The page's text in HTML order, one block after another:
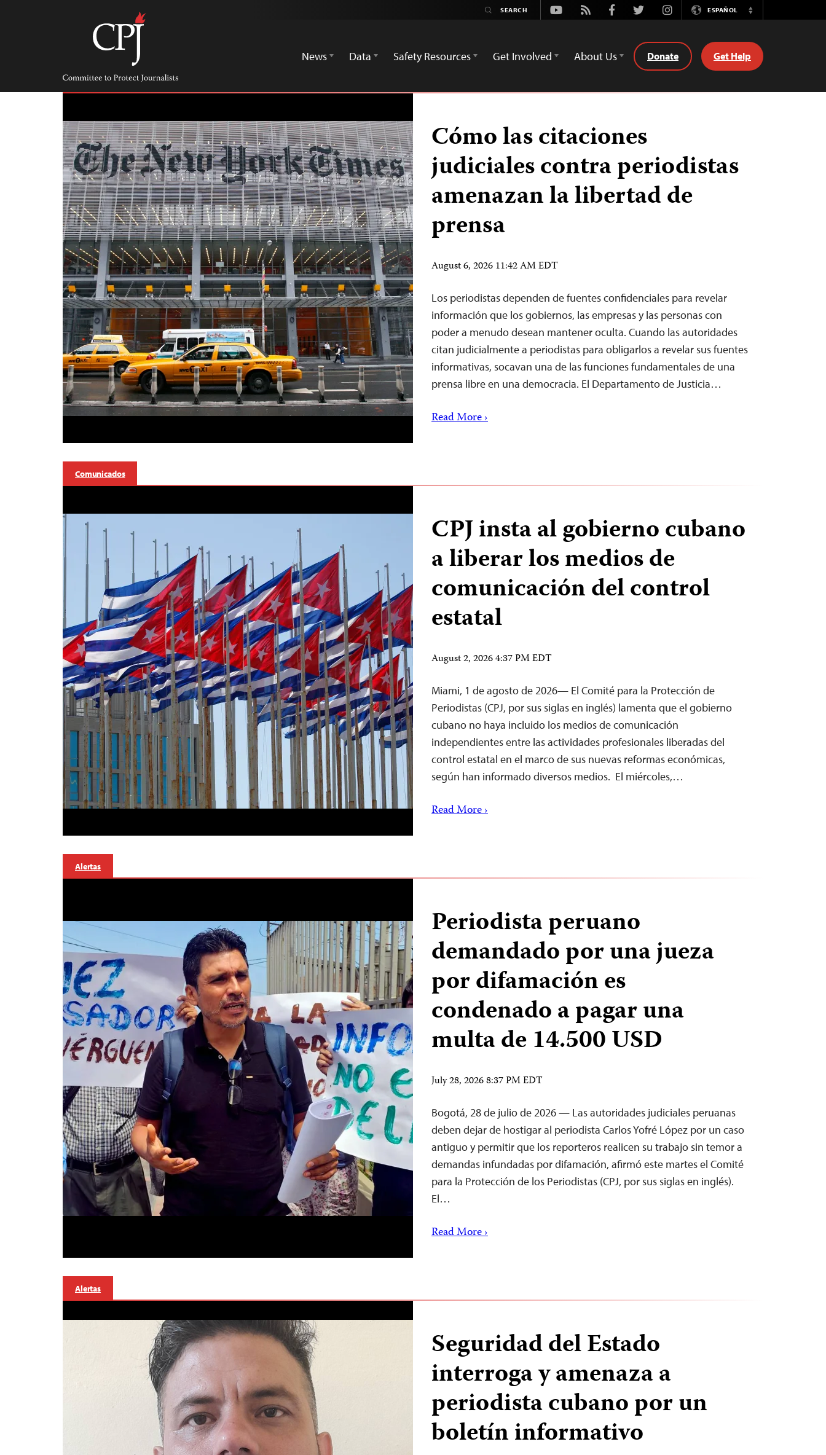
Committee
Protect
Journalists
Youtube
Rss FacebookTwitterInstagramESPAÑOL
Switch
News
Data Safety Resources Get Involved About Us Donate Get Help
Cómo las citaciones
judiciales contra periodistas
amenazan la libertad de
prensa
August 6, 2026 11:42 AM EDT
Los periodistas dependen de fuentes confidenciales para revelar
información que los gobiernos, las empresas y las personas con
poder a menudo desean mantener oculta. Cuando las autoridades
citan judicialmente a periodistas para obligarlos a revelar sus fuentes
informativas, socavan una de las funciones fundamentales de una
prensa libre en una democracia. El Departamento de Justicia…
Read More ›
Comunicados
CPJ insta al gobierno cubano
a liberar los medios de
comunicación del control
estatal
August 2, 2026 4:37 PM EDT
Miami, 1 de agosto de 2026— El Comité para la Protección de
Periodistas (CPJ, por sus siglas en inglés) lamenta que el gobierno
cubano no haya incluido los medios de comunicación
independientes entre las actividades profesionales liberadas del
control estatal en el marco de sus nuevas reformas económicas,
según han informado diversos medios. El miércoles,…
Read More ›
Alertas
Periodista peruano
demandado por una jueza
por difamación es
condenado a pagar una
multa de 14.500 USD
July 28, 2026 8:37 PM EDT
Bogotá, 28 de julio de 2026 — Las autoridades judiciales peruanas
deben dejar de hostigar al periodista Carlos Yofré López por un caso
antiguo y permitir que los reporteros realicen su trabajo sin temor a
demandas infundadas por difamación, afirmó este martes el Comité
para la Protección de los Periodistas (CPJ, por sus siglas en inglés).
El…
Read More ›
Alertas
Seguridad del Estado
interroga y amenaza a
periodista cubano por un
boletín informativo